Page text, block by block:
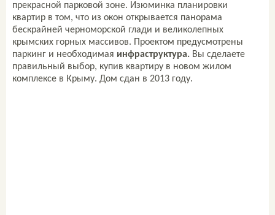
прекрасной парковой зоне. Изюминка планировки
квартир в том, что из окон открывается панорама
бескрайней черноморской глади и великолепных
крымских горных массивов.
Проектом предусмотрены
паркинг и необходимая инфраструктура. Вы сделаете
правильный выбор, купив квартиру в новом жилом
комплексе в Крыму. Дом сдан в 2013 году.